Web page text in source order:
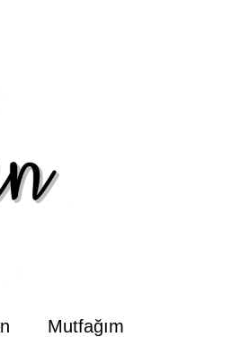
Mutfağım